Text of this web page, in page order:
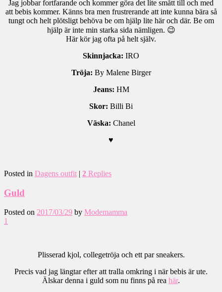
Jag jobbar fortfarande och kommer göra det lite smått till och med
att bebis kommer. Känns bra men frustrerande att inte kunna bära så
tungt och helt plötsligt behöva be om hjälp lite här och där. Be om
hjälp är inte min starka sida nämligen. 😉
Här kör jag ofta på helt själv.
Skinnjacka: IRO
Tröja: By Malene Birger
Jeans: HM
Skor: Billi Bi
Väska: Chanel
♥
Posted in Dagens outfit | 2 Replies
Guld
Posted on 2017/03/29 by Modemamma
1
Plisserad kjol, collegetröja och ett par sneakers.
Precis vad jag längtar efter att tralla omkring i när bebis är ute.
Älskar denna i guld som nu finns på rea här.